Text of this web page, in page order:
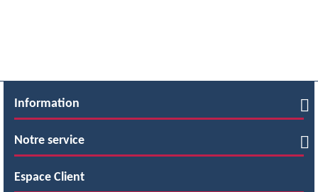
Information
Notre service
Espace Client